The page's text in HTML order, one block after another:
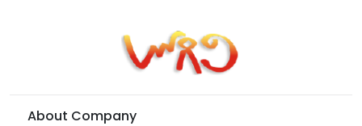
About Company